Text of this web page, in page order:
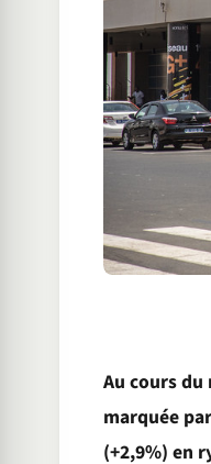
Au cours du
marquée
(+2,9%) en